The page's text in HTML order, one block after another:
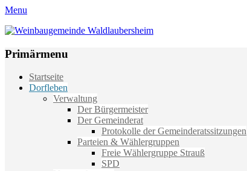
Menu
Weinbaugemeinde Waldlaubersheim
Primärmenu
Weiter
zum
Startseite
Dorfleben
Verwaltung
Der Bürgermeister
Der Gemeinderat
Protokolle der Gemeinderatssitzungen
Parteien & Wählergruppen
Freie Wählergruppe Strauß
SPD